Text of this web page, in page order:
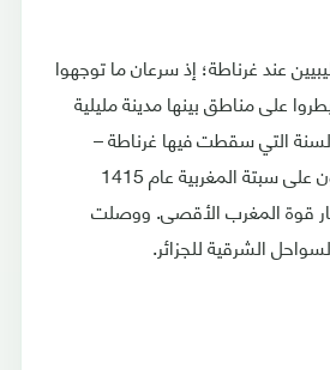
عند غرناطة؛ إذ سرعان ما توجهوا
على مناطق بينها مدينة مليلية
عام 1492 – السنة التي سقطت فيها غرناطة –
وقبلها سيطر البرتغاليون على سبتة المغربية عام 1415
قوة المغرب الأقصى. ووصلت
الشرقية للجزائر.